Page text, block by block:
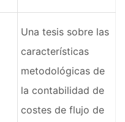
Una tesis sobre las
características
metodológicas de
la contabilidad de
costes de flujo de